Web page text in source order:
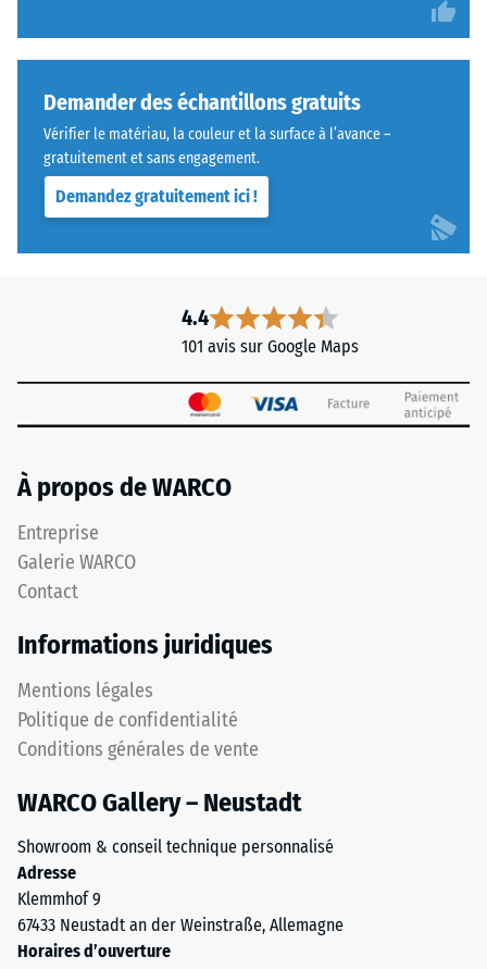
Demander des échantillons gratuits
Vérifier le matériau, la couleur et la surface à l’avance –
gratuitement et sans engagement.
Demandez gratuitement ici !
4.4
101 avis sur Google Maps
À propos de WARCO
Entreprise
Galerie WARCO
Contact
Informations juridiques
Mentions légales
Politique de confidentialité
Conditions générales de vente
WARCO Gallery – Neustadt
Showroom & conseil technique personnalisé
Adresse
Klemmhof 9
67433 Neustadt an der Weinstraße, Allemagne
Horaires d’ouverture